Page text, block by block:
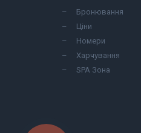
Бронювання
Ціни
Номери
Харчування
SPA Зона